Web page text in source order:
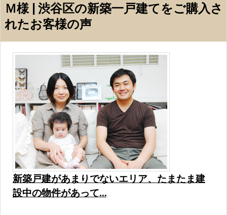
Ｍ様 | 渋谷区の新築一戸建てをご購入さ
れたお客様の声
新築戸建があまりでないエリア、たまたま建
設中の物件があって…